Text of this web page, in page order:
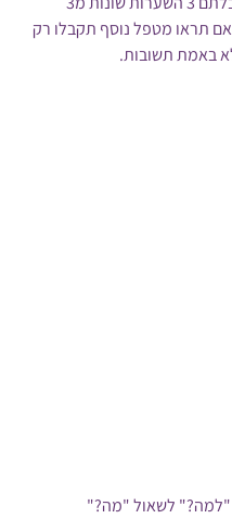
תראו מטפל נוסף תקבלו רק
באמת תשובות.
"למה?" לשאול "מה?"